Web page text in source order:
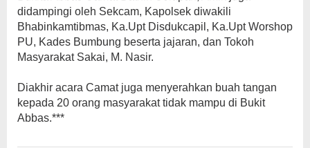
didampingi oleh Sekcam, Kapolsek diwakili
Bhabinkamtibmas, Ka.Upt Disdukcapil, Ka.Upt Worshop
PU, Kades Bumbung beserta jajaran, dan Tokoh
Masyarakat Sakai, M. Nasir.
Diakhir acara Camat juga menyerahkan buah tangan
kepada 20 orang masyarakat tidak mampu di Bukit
Abbas.***